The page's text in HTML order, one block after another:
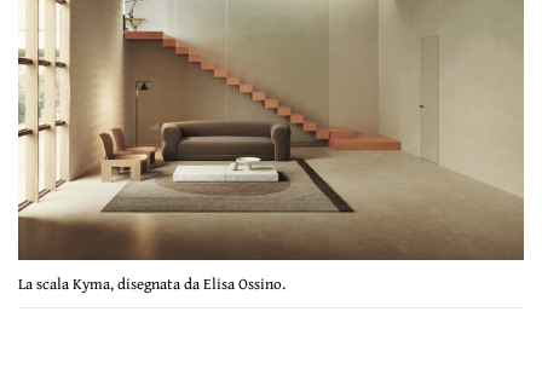
La scala Kyma, disegnata da Elisa Ossino.